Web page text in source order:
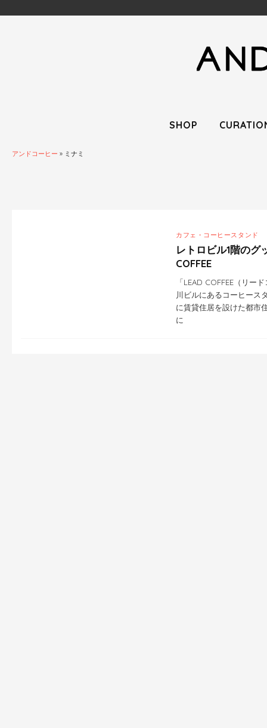
SHOP
アンドコーヒー » ミナミ
カフェ・コーヒースタンド
レトロビル1階のグ
COFFEE
「LEAD COFFEE（リー
川ビルにあるコーヒース
に賃貸住居を設けた都市
に